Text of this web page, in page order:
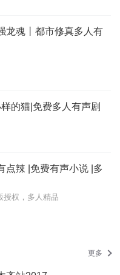
龙魂丨都市修真多人有
的猫|免费多人有声剧
点辣 |免费有声小说 |多
授权，多人精品
更多